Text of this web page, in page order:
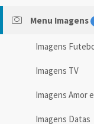
Menu Imagens
Imagens
Imagens TV
Imagens Amor
Imagens Datas